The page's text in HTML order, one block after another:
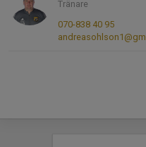
Tränare
070-838 40 95